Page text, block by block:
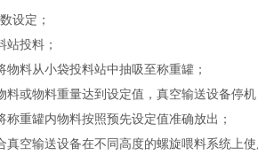
设定；
站投料；
物料从小袋投料站中抽吸至称重罐；
料或物料重量达到设定值，真空输送设备停机
称重罐内物料按照预先设定值准确放出；
真空输送设备在不同高度的螺旋喂料系统上使